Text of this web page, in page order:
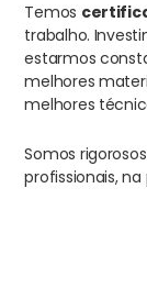
Temos
trabalho.
estarmos
melhores
melhores
Somos
profissionais,